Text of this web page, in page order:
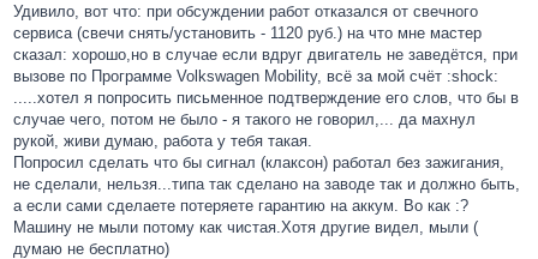
Удивило, вот что: при обсуждении работ отказался от свечного
сервиса (свечи снять/установить - 1120 руб.) на что мне мастер
сказал: хорошо,но в случае если вдруг двигатель не заведётся, при
вызове по Программе Volkswagen Mobility, всё за мой счёт :shock:
.....хотел я попросить письменное подтверждение его слов, что бы в
случае чего, потом не было - я такого не говорил,... да махнул
рукой, живи думаю, работа у тебя такая.
Попросил сделать что бы сигнал (клаксон) работал без зажигания,
не сделали, нельзя...типа так сделано на заводе так и должно быть,
а если сами сделаете потеряете гарантию на аккум. Во как :?
Машину не мыли потому как чистая.Хотя другие видел, мыли (
думаю не бесплатно)